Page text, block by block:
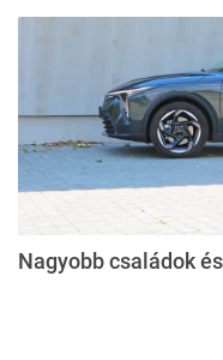
Nagyobb családok